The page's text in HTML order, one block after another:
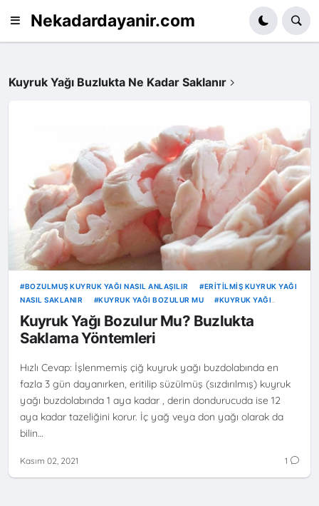
Nekadardayanir.com
Kuyruk Yağı Buzlukta Ne Kadar Saklanır
BOZULMUŞ KUYRUK YAĞI NASIL ANLAŞILIR
ERITILMIŞ KUYRUK YAĞI
NASIL SAKLANIR
KUYRUK YAĞI BOZULUR MU
KUYRUK YAĞI
BUZDOLABINDA KAÇ GÜN SAKLANIR
KUYRUK YAĞI BUZLUKTA NE
KADAR SAKLANIR
Kuyruk Yağı Bozulur Mu? Buzlukta
Saklama Yöntemleri
Hızlı Cevap: İşlenmemiş çiğ kuyruk yağı buzdolabında en
fazla 3 gün dayanırken, eritilip süzülmüş (sızdırılmış) kuyruk
yağı buzdolabında 1 aya kadar , derin dondurucuda ise 12
aya kadar tazeliğini korur. İç yağ veya don yağı olarak da
bilin…
Kasım 02, 2021 1